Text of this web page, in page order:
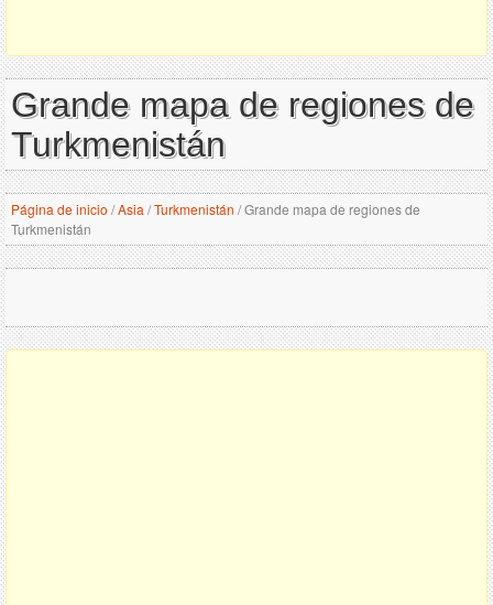
Grande mapa de regiones de
Turkmenistán
Página de inicio /Asia /Turkmenistán /Grande mapa de regiones de
Turkmenistán